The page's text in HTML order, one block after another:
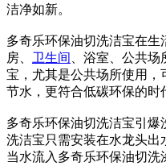
洁净如新。
多奇乐环保油切洗洁宝在
房、 卫生间
、浴室、公共
宝，尤其是公共场所使用
节水，更符合低碳环保的时
多奇乐环保油切洗洁宝引
洗洁宝只需安装在水龙头出
当水流入多奇乐环保油切